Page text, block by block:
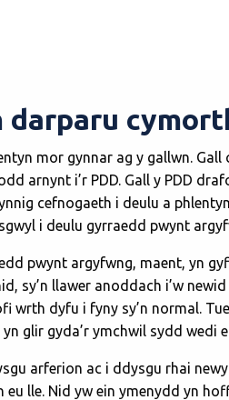
darparu
mor gynnar ag y gallwn.
arnynt i’r PDD. Gall y PDD
cefnogaeth i deulu a
i deulu gyrraedd pwynt
pwynt argyfwng, maent, yn
sy’n llawer anoddach i’w
wrth dyfu i fyny sy’n normal.
glir gyda’r ymchwil sydd
arferion ac i ddysgu rhai
lle. Nid yw ein ymenydd yn